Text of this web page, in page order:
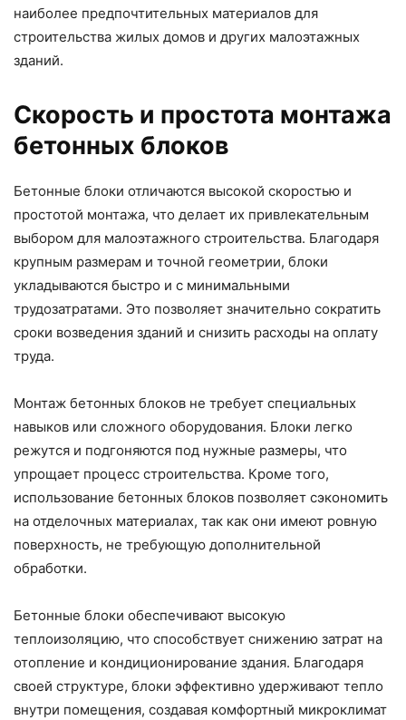
наиболее предпочтительных материалов для
строительства жилых домов и других малоэтажных
зданий.
Скорость и простота монтажа
бетонных блоков
Бетонные блоки отличаются высокой скоростью и
простотой монтажа, что делает их привлекательным
выбором для малоэтажного строительства. Благодаря
крупным размерам и точной геометрии, блоки
укладываются быстро и с минимальными
трудозатратами. Это позволяет значительно сократить
сроки возведения зданий и снизить расходы на оплату
труда.
Монтаж бетонных блоков не требует специальных
навыков или сложного оборудования. Блоки легко
режутся и подгоняются под нужные размеры, что
упрощает процесс строительства. Кроме того,
использование бетонных блоков позволяет сэкономить
на отделочных материалах, так как они имеют ровную
поверхность, не требующую дополнительной
обработки.
Бетонные блоки обеспечивают высокую
теплоизоляцию, что способствует снижению затрат на
отопление и кондиционирование здания. Благодаря
своей структуре, блоки эффективно удерживают тепло
внутри помещения, создавая комфортный микроклимат